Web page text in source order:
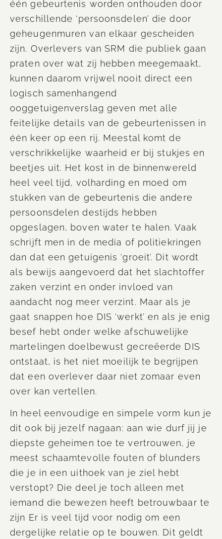
één gebeurtenis worden onthouden door
verschillende ‘persoonsdelen’ die door
geheugenmuren van elkaar gescheiden
zijn. Overlevers van SRM die publiek gaan
praten over wat zij hebben meegemaakt,
kunnen daarom vrijwel nooit direct een
logisch samenhangend
ooggetuigenverslag geven met alle
feitelijke details van de gebeurtenissen in
één keer op een rij. Meestal komt de
verschrikkelijke waarheid er bij stukjes en
beetjes uit. Het kost in de binnenwereld
heel veel tijd, volharding en moed om
stukken van de gebeurtenis die andere
persoonsdelen destijds hebben
opgeslagen, boven water te halen. Vaak
schrijft men in de media of politiekringen
dan dat een getuigenis ‘groeit’. Dit wordt
als bewijs aangevoerd dat het slachtoffer
zaken verzint en onder invloed van
aandacht nog meer verzint. Maar als je
gaat snappen hoe DIS ‘werkt’ en als je enig
besef hebt onder welke afschuwelijke
martelingen doelbewust gecreëerde DIS
ontstaat, is het niet moeilijk te begrijpen
dat een overlever daar niet zomaar even
over kan vertellen.
In heel eenvoudige en simpele vorm kun je
dit ook bij jezelf nagaan: aan wie durf jij je
diepste geheimen toe te vertrouwen, je
meest schaamtevolle fouten of blunders
die je in een uithoek van je ziel hebt
verstopt? Die deel je toch alleen met
iemand die bewezen heeft betrouwbaar te
zijn Er is veel tijd voor nodig om een
dergelijke relatie op te bouwen. Dit geldt